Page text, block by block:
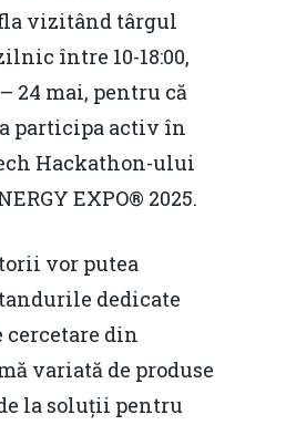
vizitând târgul
între 10-18:00,
24 mai, pentru că
participa activ în
Hackathon-ului
EXPO® 2025.
vor putea
dedicate
din
variată de produse
la soluții pentru